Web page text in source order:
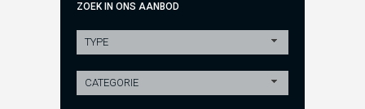
ZOEK IN ONS AANBOD
TYPE
CATEGORIE